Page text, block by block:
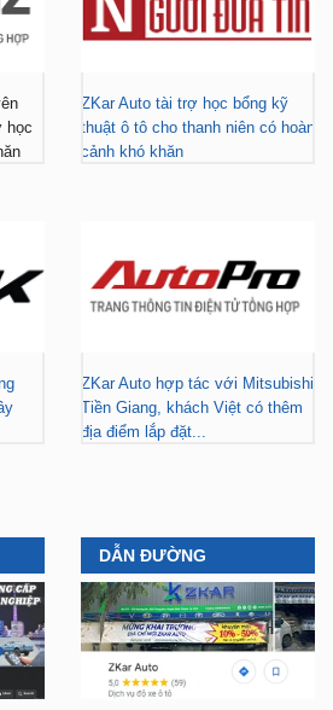
học
ZKar Auto tài trợ học bổng kỹ
thuật ô tô cho thanh niên có hoàn
cảnh khó khăn
ZKar Auto hợp tác với Mitsubishi
Tiền Giang, khách Việt có thêm
địa điểm lắp đặt...
DẪN ĐƯỜNG